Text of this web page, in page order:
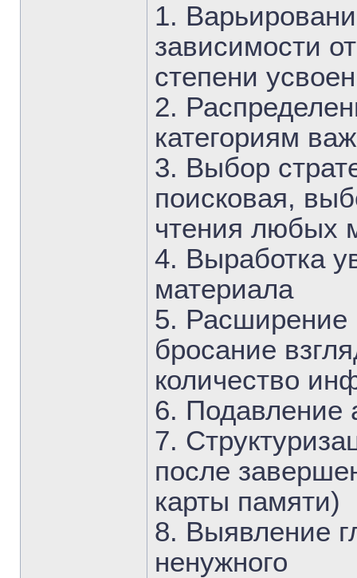
1.
зависимости
степени
2.
категориям
3. Выбор
поисковая,
чтения любых
4. Выработка
материала
5. Расширение
бросание
количество
6. Подавление
7.
после
карты памяти)
8. Выявление
ненужного